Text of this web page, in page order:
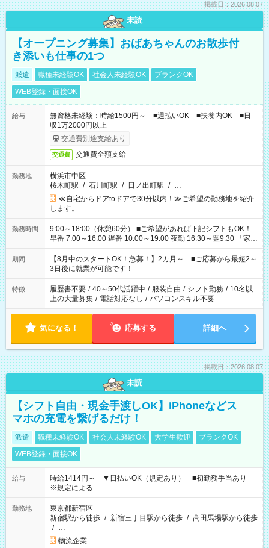
掲載日：2026.08.07
未読
【オープニング募集】おばあちゃんのお散歩付
き添いも仕事の1つ
派遣 職種未経験OK 社会人未経験OK
ブランクOK
WEB登録・面接OK
給与
無資格未経験：時給1500円～ ■週払いOK ■扶養内OK ■日
収1万2000円以上
交通費別途支給あり
交通費 交通費全額支給
勤務地
横浜市中区
桜木町駅 / 石川町駅 / 日ノ出町駅 / …
≪自宅からドアtoドアで30分以内！≫ご希望の勤務地を紹介
します。
勤務時間
9:00～18:00（休憩60分） ■ご希望があれば下記シフトもOK！
早番 7:00～16:00 遅番 10:00～19:00 夜勤 16:30～翌9:30 「家族
と休みを合わせたい」 「余裕を持って夕飯の準備がしたい」
「できれば残業はしたくない」 など、ご希望を教えてください
ね。 ※Wワーク希望の方へ 今ご覧のお仕事で希望する勤務時間
と、もう1つのお仕事の勤務時間。 合計で週40時間を超える場
合は応募できません。
期間
【8月中のスタートOK！急募！】2カ月～ ■ご応募から最短2～
3日後に就業が可能です！
特徴 履歴書不要 / 40～50代活躍中 / 服装自由 / シフト勤務 / 10名以
上の大量募集 / 電話対応なし / パソコンスキル不要
気になる！ 応募する 詳細へ
掲載日：2026.08.07
未読
【シフト自由・現金手渡しOK】iPhoneなどス
マホの充電を繋げるだけ！
派遣 職種未経験OK 社会人未経験OK 大学生歓迎
ブランクOK
WEB登録・面接OK
給与
時給1414円～ ▼日払いOK（規定あり） ■初勤務手当あり
※規定による
勤務地
東京都新宿区
新宿駅から徒歩 / 新宿三丁目駅から徒歩 / 高田馬場駅から徒歩
/ …
物流企業